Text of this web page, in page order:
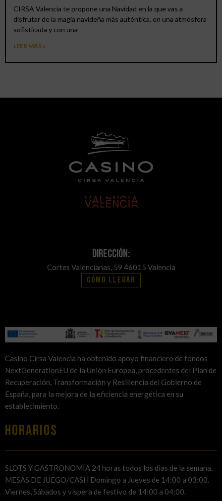
CIRSA Valencia te propone una Navidad en la que vas a
disfrutar de la magia navideña más auténtica, en una atmósfera
sofisticada y con una
LEER MÁS »
Dirección:
Cortes Valencianas, 59 46015 Valencia
Cómo llegar
Casino Cirsa Valencia ha obtenido apoyo financiero de fondos
NextGenerationEU de la Unión Europea, procedentes del Plan de
Recuperación, Transformación y Resiliencia del Gobierno de
España, para la mejora de la eficiencia energética en su
establecimiento.
HORARIOS
SLOTS Y GASTRONOMÍA 24 horas todos los dias de la semana.
MESAS DE JUEGO/CASH Domingo a Jueves de 14:00 a 03:00.
Viernes, Sábados y víspera de festivo de 14:00 a 04:00.